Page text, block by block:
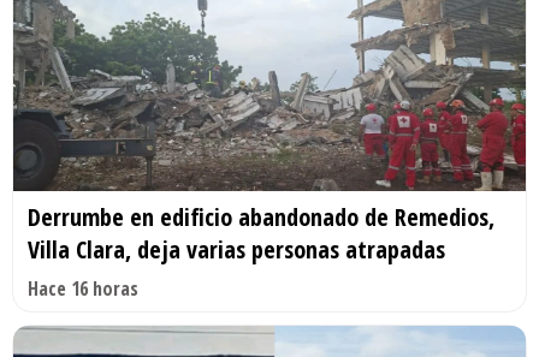
Derrumbe en edificio abandonado de Remedios,
Villa Clara, deja varias personas atrapadas
Hace 16 horas